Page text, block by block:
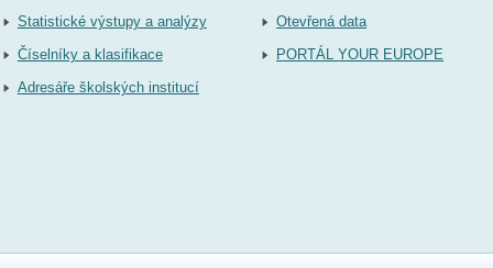
Statistické výstupy a analýzy
Číselníky a klasifikace
Adresáře školských institucí
Otevřená data
PORTÁL YOUR EUROPE